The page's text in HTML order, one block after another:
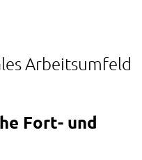
Arbeitsumfeld
Fort- und